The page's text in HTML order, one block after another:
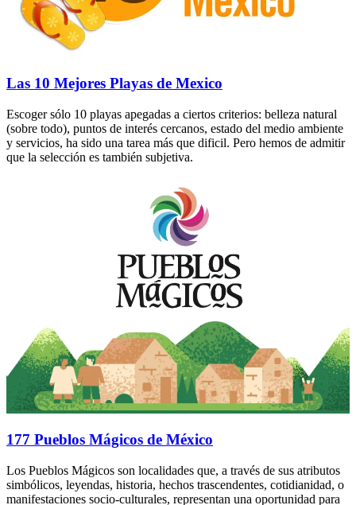
Las 10 Mejores Playas de Mexico
Escoger sólo 10 playas apegadas a ciertos criterios: belleza natural
(sobre todo), puntos de interés cercanos, estado del medio ambiente
y servicios, ha sido una tarea más que dificil. Pero hemos de admitir
que la selección es también subjetiva.
177 Pueblos Mágicos de México
Los Pueblos Mágicos son localidades que, a través de sus atributos
simbólicos, leyendas, historia, hechos trascendentes, cotidianidad, o
manifestaciones socio-culturales, representan una oportunidad para